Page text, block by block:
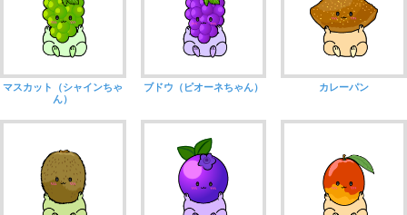
マスカット（シャインちゃ
ん）
ブドウ（ピオーネちゃん） カレーパン